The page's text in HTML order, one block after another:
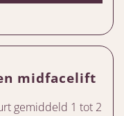
midfacelift
gemiddeld 1 tot 2